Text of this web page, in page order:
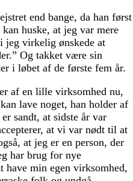
end bange, da han først
kan huske, at jeg var mere
jeg virkelig ønskede at
Og takket være sin
i løbet af de første fem år.
af en lille virksomhed nu,
lave noget, han holder af
sandt, at sidste år var
at vi var nødt til at
at jeg er en person, der
har brug for nye
min egen virksomhed,